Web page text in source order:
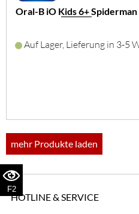
F2
Oral-B iO Kids 6+ Spiderman
Auf Lager, Lieferung in 3-5
mehr Produkte laden
HOTLINE & SERVICE